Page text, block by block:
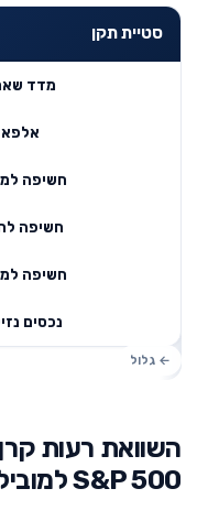
סטיית תקן
מדד
אלפא
חשיפה
חשיפה
חשיפה
נכסים
השוואת רעות
S&P 500 למובילות בקטגוריה